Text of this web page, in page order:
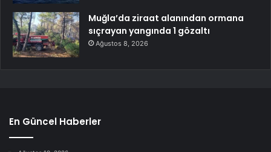
Muğla’da ziraat alanından ormana
sıçrayan yangında 1 gözaltı
Ağustos 8, 2026
En Güncel Haberler